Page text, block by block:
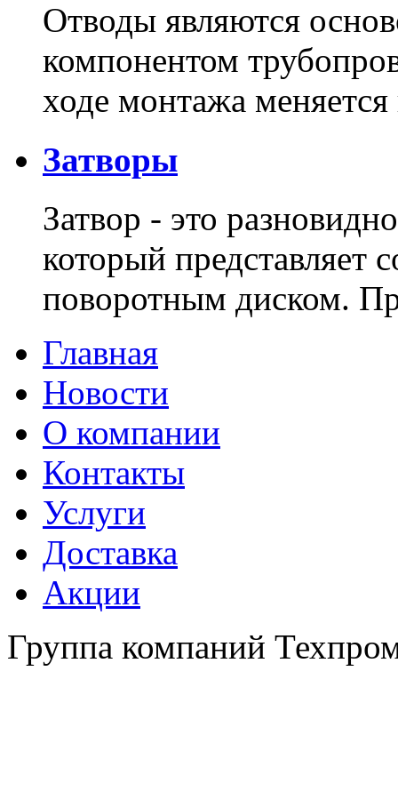
Отводы являются
компонентом
ходе монтажа
Затворы
Затвор - это
который представляет
поворотным диском.
Главная
Новости
О компании
Контакты
Услуги
Доставка
Акции
Группа компаний